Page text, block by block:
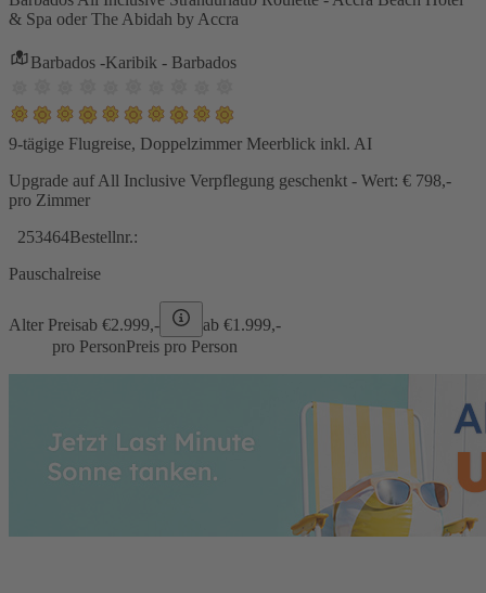
& Spa oder The Abidah by Accra
Barbados -Karibik - Barbados
9-tägige Flugreise, Doppelzimmer Meerblick inkl. AI
Upgrade auf All Inclusive Verpflegung geschenkt - Wert: € 798,-
pro Zimmer
253464Bestellnr.:
Pauschalreise
Alter Preisab €2.999,- ab €1.999,-
pro PersonPreis pro Person